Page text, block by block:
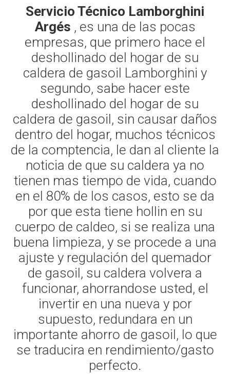
Servicio Técnico Lamborghini
Argés , es una de las pocas
empresas, que primero hace el
deshollinado del hogar de su
caldera de gasoil Lamborghini y
segundo, sabe hacer este
deshollinado del hogar de su
caldera de gasoil, sin causar daños
dentro del hogar, muchos técnicos
de la comptencia, le dan al cliente la
noticia de que su caldera ya no
tienen mas tiempo de vida, cuando
en el 80% de los casos, esto se da
por que esta tiene hollin en su
cuerpo de caldeo, si se realiza una
buena limpieza, y se procede a una
ajuste y regulación del quemador
de gasoil, su caldera volvera a
funcionar, ahorrandose usted, el
invertir en una nueva y por
supuesto, redundara en un
importante ahorro de gasoil, lo que
se traducira en rendimiento/gasto
perfecto.